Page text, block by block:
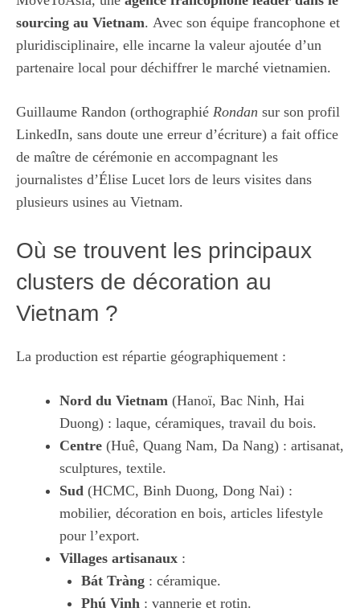
sourcing au Vietnam. Avec son équipe francophone et
pluridisciplinaire, elle incarne la valeur ajoutée d’un
partenaire local pour déchiffrer le marché vietnamien.
Guillaume Randon (orthographié Rondan sur son profil
LinkedIn, sans doute une erreur d’écriture) a fait office
de maître de cérémonie en accompagnant les
journalistes d’Élise Lucet lors de leurs visites dans
plusieurs usines au Vietnam.
Où se trouvent les principaux
clusters de décoration au
Vietnam ?
La production est répartie géographiquement :
Nord du Vietnam (Hanoï, Bac Ninh, Hai
Duong) : laque, céramiques, travail du bois.
Centre (Huê, Quang Nam, Da Nang) : artisanat,
sculptures, textile.
Sud (HCMC, Binh Duong, Dong Nai) :
mobilier, décoration en bois, articles lifestyle
pour l’export.
Villages artisanaux :
Bát Tràng : céramique.
Phú Vinh : vannerie et rotin.